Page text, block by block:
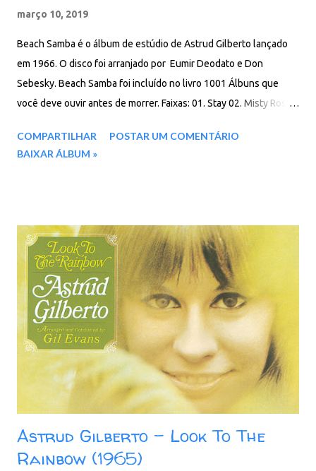
março 10, 2019
Beach Samba é o álbum de estúdio de Astrud Gilberto lançado
em 1966. O disco foi arranjado por Eumir Deodato e Don
Sebesky. Beach Samba foi incluído no livro 1001 Álbuns que
você deve ouvir antes de morrer. Faixas: 01. Stay 02. Misty Roses
Canoeiro 07. I Had The Craziest Dream 08. Bossa Na Praia
COMPARTILHAR
POSTAR UM COMENTÁRIO
BAIXAR ÁLBUM »
Astrud Gilberto - Look To The
Rainbow (1965)